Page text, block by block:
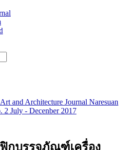
and Architecture Journal Naresuan
July - Decenber 2017
กบรรจุภัณฑ์เครื่อง